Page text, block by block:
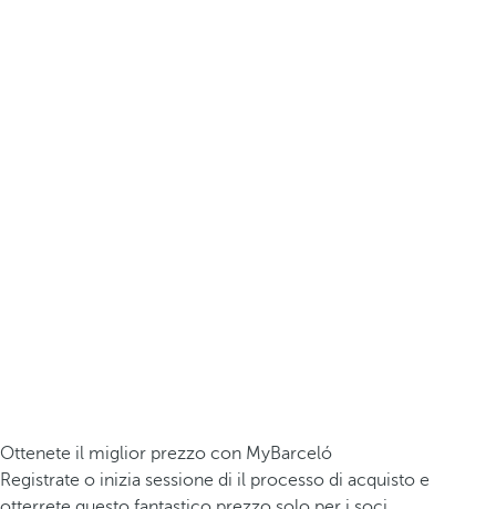
Ottenete il miglior prezzo con MyBarceló
Registrate o inizia sessione di il processo di acquisto e